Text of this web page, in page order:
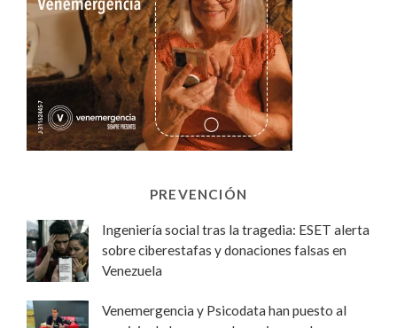
PREVENCIÓN
Ingeniería social tras la tragedia: ESET alerta
sobre ciberestafas y donaciones falsas en
Venezuela
Venemergencia y Psicodata han puesto al